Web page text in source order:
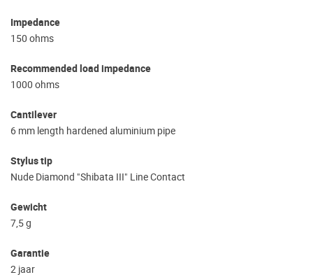
Impedance
150 ohms
Recommended load impedance
1000 ohms
Cantilever
6 mm length hardened aluminium pipe
Stylus tip
Nude Diamond "Shibata III" Line Contact
Gewicht
7,5 g
Garantie
2 jaar